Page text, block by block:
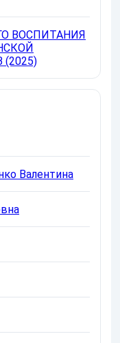
ВОСПИТАНИЯ
Валентина